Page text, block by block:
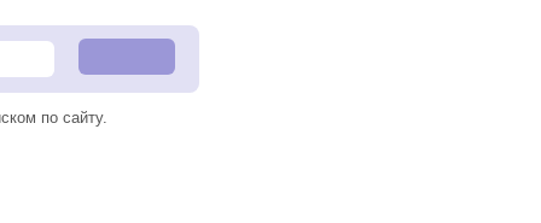
по сайту.